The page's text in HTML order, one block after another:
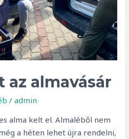
az almavásár
/admin
alma kelt el. Almaléből nem
a héten lehet újra rendelni,